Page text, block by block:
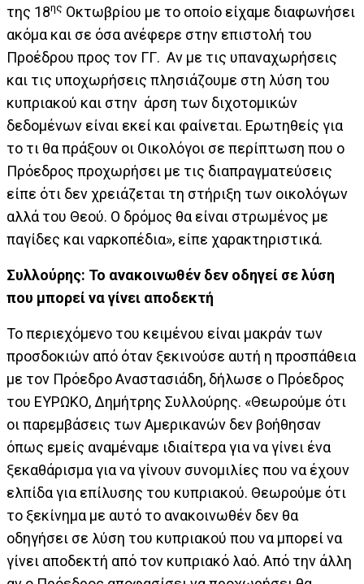
της 18ης Οκτωβρίου με το οποίο είχαμε διαφωνήσει
ακόμα και σε όσα ανέφερε στην επιστολή του
Προέδρου προς τον ΓΓ. Αν με τις υπαναχωρήσεις
και τις υποχωρήσεις πλησιάζουμε στη λύση του
κυπριακού και στην άρση των διχοτομικών
δεδομένων είναι εκεί και φαίνεται. Ερωτηθείς για
το τι θα πράξουν οι Οικολόγοι σε περίπτωση που ο
Πρόεδρος προχωρήσει με τις διαπραγματεύσεις
είπε ότι δεν χρειάζεται τη στήριξη των οικολόγων
αλλά του Θεού. Ο δρόμος θα είναι στρωμένος με
παγίδες και ναρκοπέδια», είπε χαρακτηριστικά.
Συλλούρης: To ανακοινωθέν δεν οδηγεί σε λύση
που μπορεί να γίνει αποδεκτή
Το περιεχόμενο του κειμένου είναι μακράν των
προσδοκιών από όταν ξεκινούσε αυτή η προσπάθεια
με τον Πρόεδρο Αναστασιάδη, δήλωσε ο Πρόεδρος
του ΕΥΡΩΚΟ, Δημήτρης Συλλούρης. «Θεωρούμε ότι
οι παρεμβάσεις των Αμερικανών δεν βοήθησαν
όπως εμείς αναμέναμε ιδιαίτερα για να γίνει ένα
ξεκαθάρισμα για να γίνουν συνομιλίες που να έχουν
ελπίδα για επίλυσης του κυπριακού. Θεωρούμε ότι
το ξεκίνημα με αυτό το ανακοινωθέν δεν θα
οδηγήσει σε λύση του κυπριακού που να μπορεί να
γίνει αποδεκτή από τον κυπριακό λαό. Από την άλλη